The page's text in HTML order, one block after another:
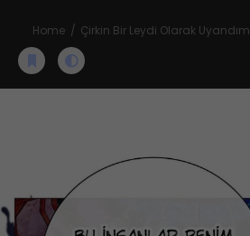
Home Çirkin Bir Leydi Olarak Uyandım